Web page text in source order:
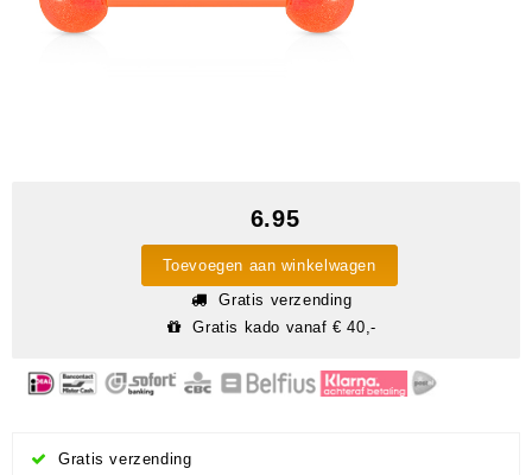
6.95
Toevoegen aan winkelwagen
Gratis verzending
Gratis kado vanaf € 40,-
Gratis verzending